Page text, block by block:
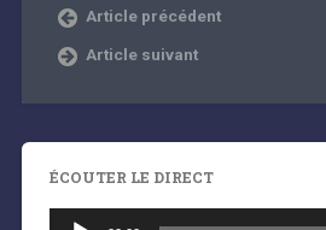
Article précédent
Article suivant
ÉCOUTER LE DIRECT